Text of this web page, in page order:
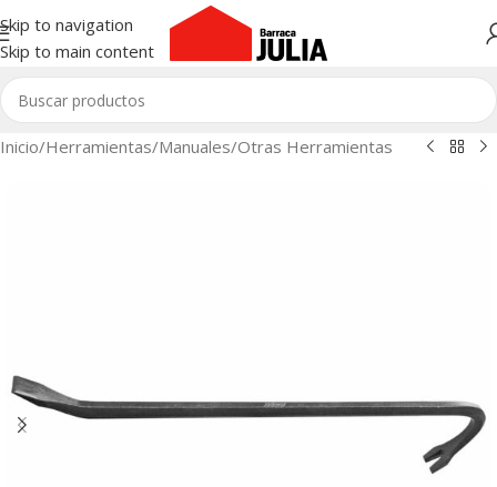
Skip to navigation
Skip to main content
Inicio/Herramientas/Manuales/Otras Herramientas